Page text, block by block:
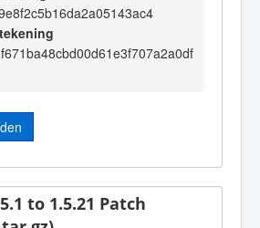
to 1.5.21 Patch